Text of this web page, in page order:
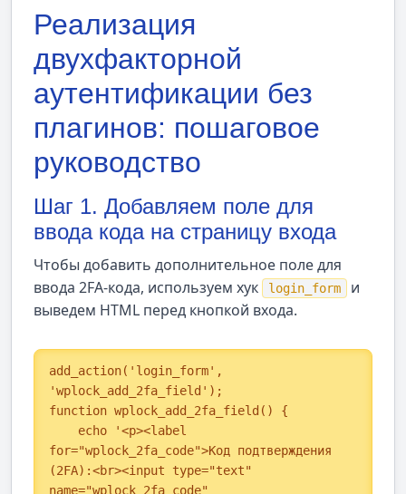
Реализация
двухфакторной
аутентификации без
плагинов: пошаговое
руководство
Шаг 1. Добавляем поле для
ввода кода на страницу входа
Чтобы добавить дополнительное поле для
ввода 2FA-кода, используем хук
login_form
и
выведем HTML перед кнопкой входа.
add_action('login_form',
'wplock_add_2fa_field');
function wplock_add_2fa_field() {
for="wplock_2fa_code">Код подтверждения
(2FA):<br><input type="text"
name="wplock_2fa_code"